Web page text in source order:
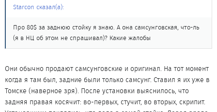
Starcon сказал(а):
Про 80$ за заднюю стойку я знаю. А она самсунговская, что-ль
(я в НЦ об этом не спрашивал)? Какие жалобы
Они обычно продают самсунговские и оригинал. На тот момент
когда я там был, задние были только самсунг. Ставил я их уже в
Томске (наверное зря). После установки выяснилось, что
задняя правая косячит: во-первых, стучит, во вторых, скрипит.